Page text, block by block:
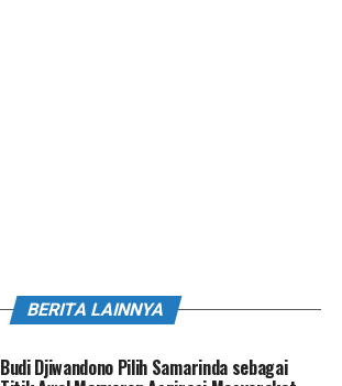
BERITA LAINNYA
Budi Djiwandono Pilih Samarinda sebagai